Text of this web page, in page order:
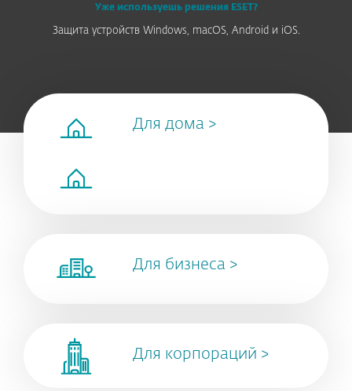
Уже используешь решения ESET?
Защита устройств Windows, macOS, Android и iOS.
Для дома >
Для бизнеса >
Для корпораций >